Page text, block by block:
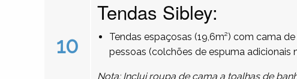
10
Tendas Sibley:
Tendas espaçosas (19,6m²) com cama
pessoas (colchões de espuma adicionais
Nota: Inclui roupa de cama a toalhas de